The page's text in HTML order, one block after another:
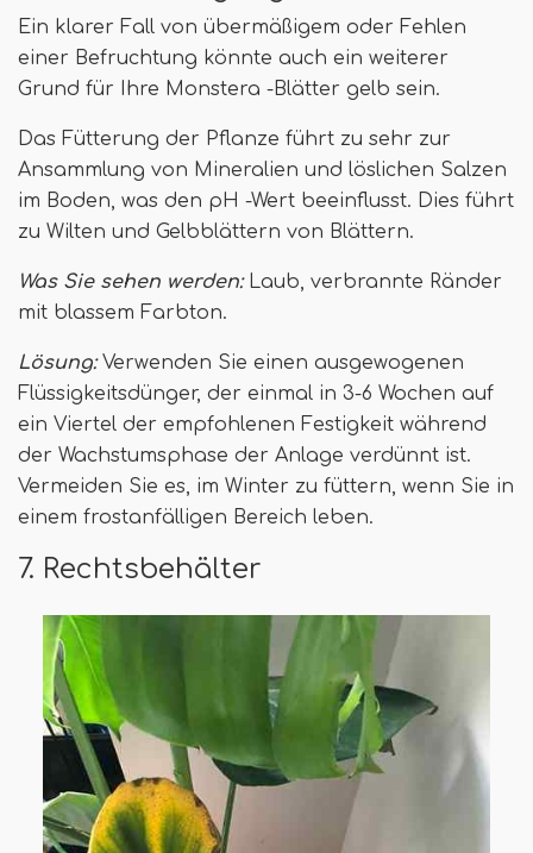
Ein klarer Fall von übermäßigem oder Fehlen
einer Befruchtung könnte auch ein weiterer
Grund für Ihre Monstera -Blätter gelb sein.
Das Fütterung der Pflanze führt zu sehr zur
Ansammlung von Mineralien und löslichen Salzen
im Boden, was den pH -Wert beeinflusst. Dies führt
zu Wilten und Gelbblättern von Blättern.
Was Sie sehen werden: Laub, verbrannte Ränder
mit blassem Farbton.
Lösung: Verwenden Sie einen ausgewogenen
Flüssigkeitsdünger, der einmal in 3-6 Wochen auf
ein Viertel der empfohlenen Festigkeit während
der Wachstumsphase der Anlage verdünnt ist.
Vermeiden Sie es, im Winter zu füttern, wenn Sie in
einem frostanfälligen Bereich leben.
7. Rechtsbehälter